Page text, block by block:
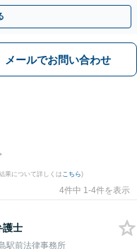
メールでお問い合わせ
果について詳しくは こちら)
4件中 1-4件を表示
護士
駅前法律事務所